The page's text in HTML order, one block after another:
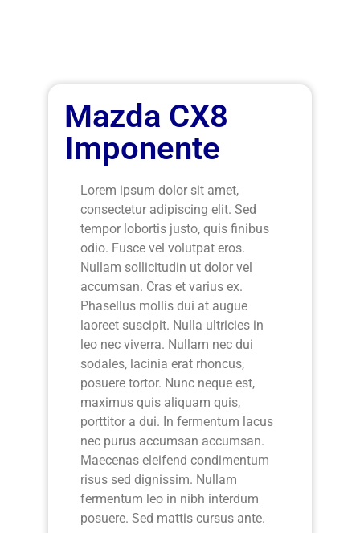
Mazda CX8
Imponente
Lorem ipsum dolor sit amet,
consectetur adipiscing elit. Sed
tempor lobortis justo, quis finibus
odio. Fusce vel volutpat eros.
Nullam sollicitudin ut dolor vel
accumsan. Cras et varius ex.
Phasellus mollis dui at augue
laoreet suscipit. Nulla ultricies in
leo nec viverra. Nullam nec dui
sodales, lacinia erat rhoncus,
posuere tortor. Nunc neque est,
maximus quis aliquam quis,
porttitor a dui. In fermentum lacus
nec purus accumsan accumsan.
Maecenas eleifend condimentum
risus sed dignissim. Nullam
fermentum leo in nibh interdum
posuere. Sed mattis cursus ante.